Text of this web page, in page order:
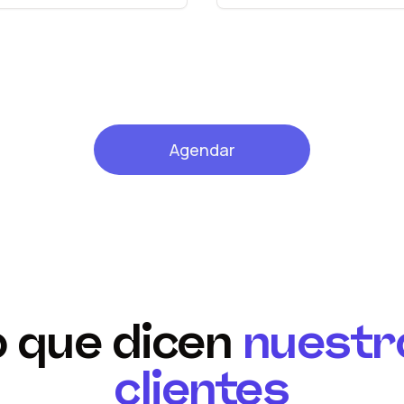
Agendar
que dicen
clientes